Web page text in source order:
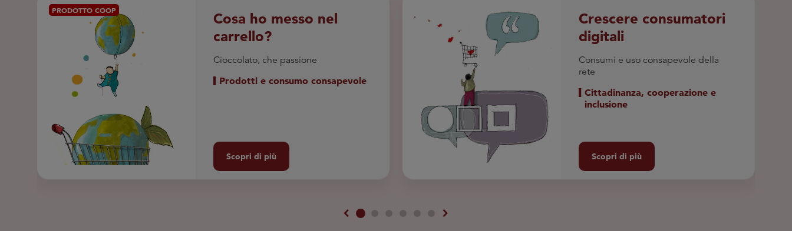
PRODOTTO COOP
Cosa ho messo nel
carrello?
Cioccolato, che passione
Prodotti e consumo consapevole
Scopri di più
Crescere consumatori
digitali
Consumi e uso consapevole della
rete
Cittadinanza, cooperazione e
inclusione
Scopri di più
chevron_left chevron_right